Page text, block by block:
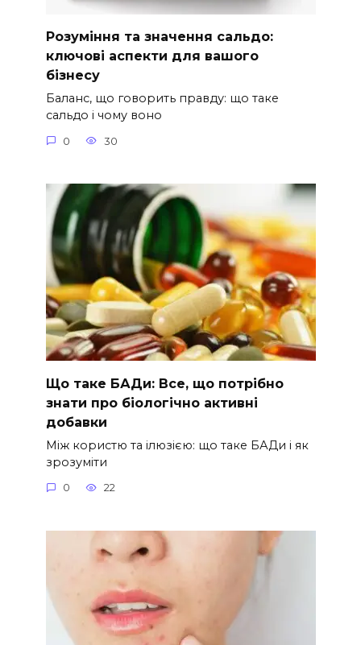
Розуміння та значення сальдо:
ключові аспекти для вашого
бізнесу
Баланс, що говорить правду: що таке
сальдо і чому воно
0 30
Що таке БАДи: Все, що потрібно
знати про біологічно активні
добавки
Між користю та ілюзією: що таке БАДи і як
зрозуміти
0 22